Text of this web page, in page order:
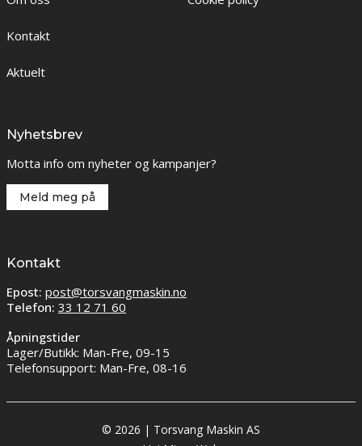
Kontakt
Aktuelt
Nyhetsbrev
Motta info om nyheter og kampanjer?
Meld meg på
Kontakt
Epost: post@torsvangmaskin.no
Telefon: 33 12 71 60
Åpningstider
Lager/Butikk: Man-Fre, 09-15
Telefonsupport: Man-Fre, 08-16
© 2026 | Torsvang Maskin AS